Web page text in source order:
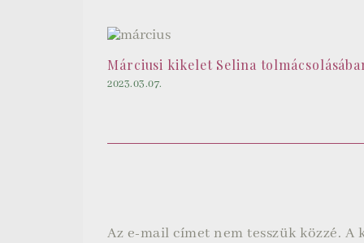
Márciusi kikelet Selina
2023.03.07.
Az e-mail címet nem tesszük közzé. A